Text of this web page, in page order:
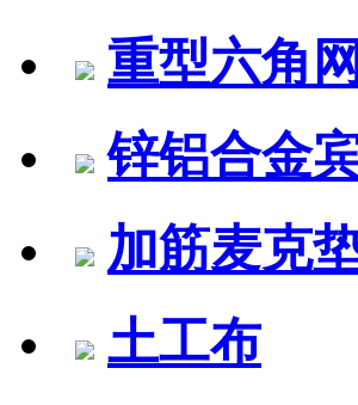
重型六角网
锌铝合金
加筋麦克
土工布